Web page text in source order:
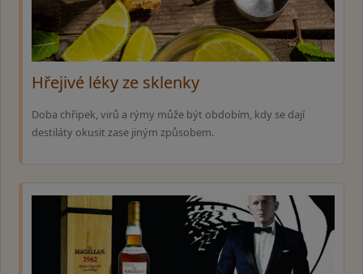
Hřejivé léky ze sklenky
Doba chřipek, virů a rýmy může být obdobím, kdy se dají
destiláty okusit zase jiným způsobem.